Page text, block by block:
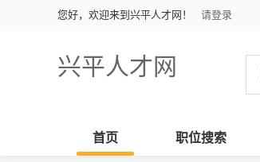
您好，欢迎来到兴平人才网！ 请登录
兴平人才网
首页 职位搜索